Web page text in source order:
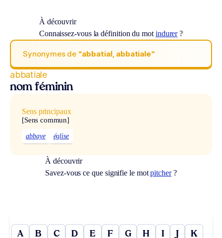
À découvrir
Connaissez-vous la définition du mot indurer?
Synonymes de “abbatial, abbatiale“
abbatiale
nom féminin
Sens principaux
[Sens commun]
abbaye église
À découvrir
Savez-vous ce que signifie le motpitcher?
A B C D E F G H I J K